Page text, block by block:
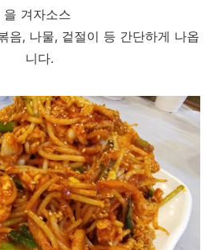
을 겨자소스
음, 나물, 겉절이 등 간단하게 나옵
니다.